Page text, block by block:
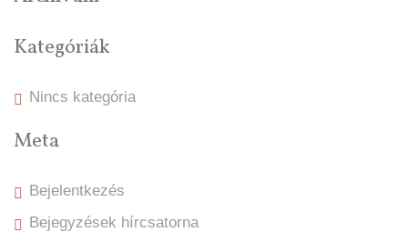
Kategóriák
Nincs kategória
Meta
Bejelentkezés
Bejegyzések hírcsatorna